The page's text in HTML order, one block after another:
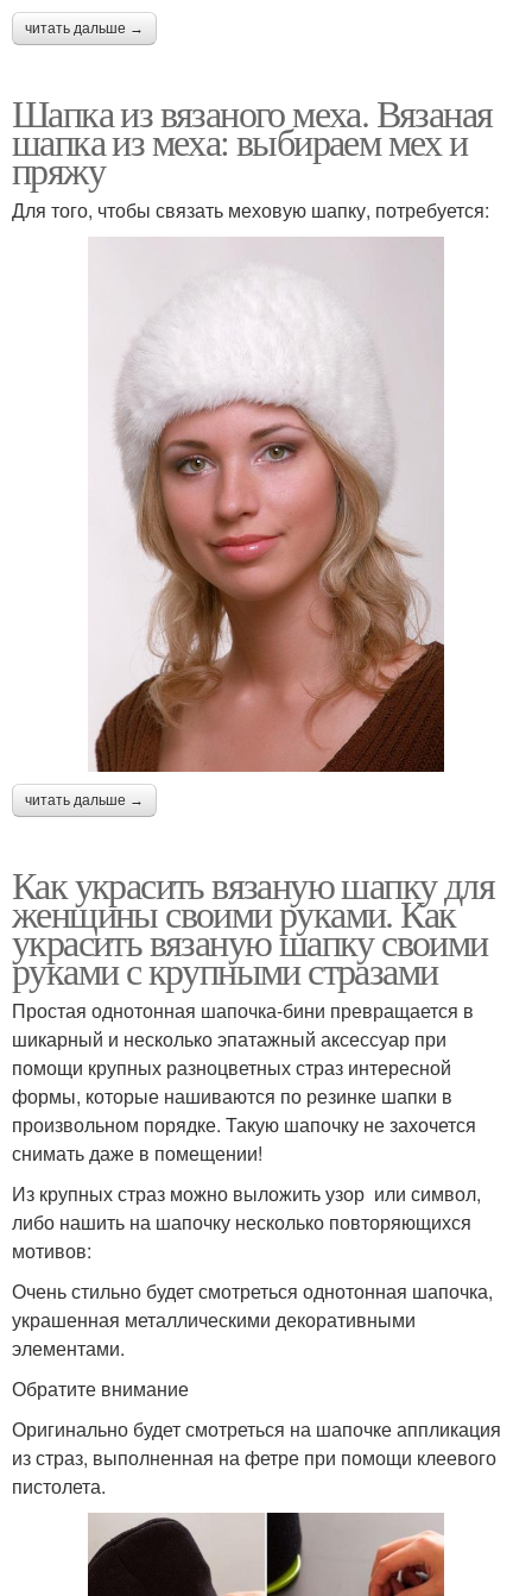
читать дальше →
Шапка из вязаного меха. Вязаная
шапка из меха: выбираем мех и
пряжу
Для того, чтобы связать меховую шапку, потребуется:
читать дальше →
Как украсить вязаную шапку для
женщины своими руками. Как
украсить вязаную шапку своими
руками с крупными стразами
Простая однотонная шапочка-бини превращается в
шикарный и несколько эпатажный аксессуар при
помощи крупных разноцветных страз интересной
формы, которые нашиваются по резинке шапки в
произвольном порядке. Такую шапочку не захочется
снимать даже в помещении!
Из крупных страз можно выложить узор или символ,
либо нашить на шапочку несколько повторяющихся
мотивов:
Очень стильно будет смотреться однотонная шапочка,
украшенная металлическими декоративными
элементами.
Обратите внимание
Оригинально будет смотреться на шапочке аппликация
из страз, выполненная на фетре при помощи клеевого
пистолета.